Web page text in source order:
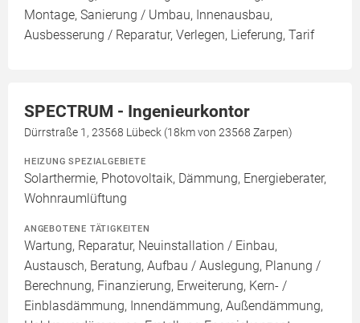
Montage, Sanierung / Umbau, Innenausbau,
Ausbesserung / Reparatur, Verlegen, Lieferung, Tarif
SPECTRUM - Ingenieurkontor
Dürrstraße 1, 23568 Lübeck (18km von 23568 Zarpen)
HEIZUNG SPEZIALGEBIETE
Solarthermie, Photovoltaik, Dämmung, Energieberater,
Wohnraumlüftung
ANGEBOTENE TÄTIGKEITEN
Wartung, Reparatur, Neuinstallation / Einbau,
Austausch, Beratung, Aufbau / Auslegung, Planung /
Berechnung, Finanzierung, Erweiterung, Kern- /
Einblasdämmung, Innendämmung, Außendämmung,